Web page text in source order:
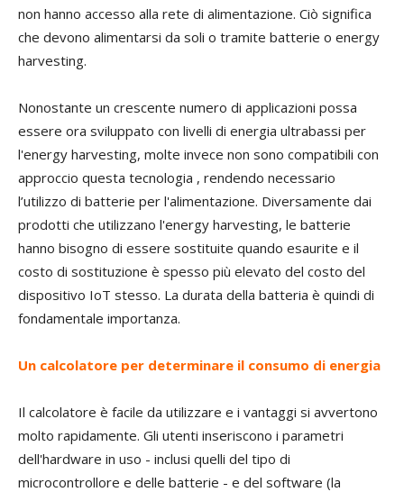
non hanno accesso alla rete di alimentazione. Ciò significa
che devono alimentarsi da soli o tramite batterie o energy
harvesting.
Nonostante un crescente numero di applicazioni possa
essere ora sviluppato con livelli di energia ultrabassi per
l'energy harvesting, molte invece non sono compatibili con
approccio questa tecnologia , rendendo necessario
l’utilizzo di batterie per l'alimentazione. Diversamente dai
prodotti che utilizzano l'energy harvesting, le batterie
hanno bisogno di essere sostituite quando esaurite e il
costo di sostituzione è spesso più elevato del costo del
dispositivo IoT stesso. La durata della batteria è quindi di
fondamentale importanza.
Un calcolatore per determinare il consumo di energia
Il calcolatore è facile da utilizzare e i vantaggi si avvertono
molto rapidamente. Gli utenti inseriscono i parametri
dell'hardware in uso - inclusi quelli del tipo di
microcontrollore e delle batterie - e del software (la